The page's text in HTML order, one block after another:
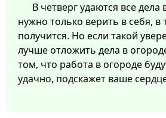
В четверг удаются все дела
нужно только верить в себя, в
получится. Но если такой
лучше отложить дела в
том, что работа в огороде
удачно, подскажет ваше